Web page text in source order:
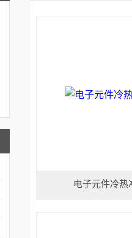
电子元件冷热